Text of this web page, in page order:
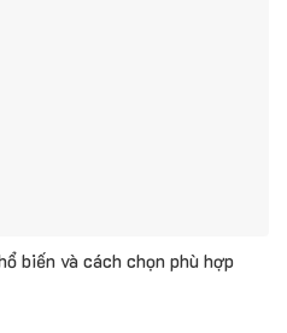
biến và cách chọn phù hợp